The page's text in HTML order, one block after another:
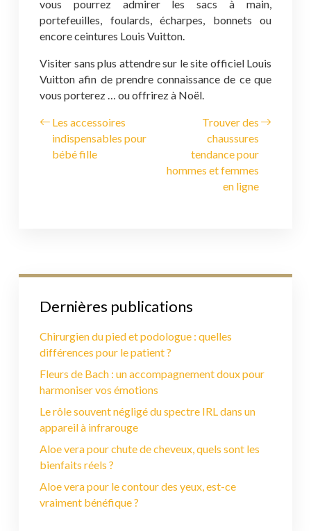
vous pourrez admirer les sacs à main,
portefeuilles, foulards, écharpes, bonnets ou
encore ceintures Louis Vuitton.
Visiter sans plus attendre sur le site officiel Louis
Vuitton afin de prendre connaissance de ce que
vous porterez … ou offrirez à Noël.
Les accessoires
indispensables pour
bébé fille
Trouver des
chaussures
tendance pour
hommes et femmes
en ligne
Dernières publications
Chirurgien du pied et podologue : quelles
différences pour le patient ?
Fleurs de Bach : un accompagnement doux pour
harmoniser vos émotions
Le rôle souvent négligé du spectre IRL dans un
appareil à infrarouge
Aloe vera pour chute de cheveux, quels sont les
bienfaits réels ?
Aloe vera pour le contour des yeux, est-ce
vraiment bénéfique ?